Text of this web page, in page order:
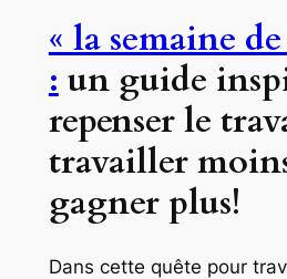
« la semaine
: un guide
repenser le
travailler
gagner plus!
Dans cette quête pour